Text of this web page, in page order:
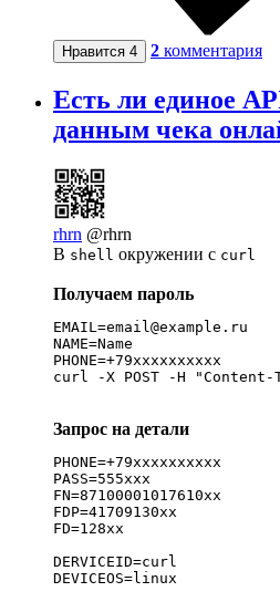
Нравится 4 2 комментария
Есть ли единое
данным чека
rhrn @rhrn
В shell окружении c curl
Получаем пароль
EMAIL=email@example.ru
NAME=Name
PHONE=+79xxxxxxxxxx
curl -X POST -H
Запрос на детали
PHONE=+79xxxxxxxxxx
PASS=555xxx
FN=87100001017610xx
FDP=41709130xx
FD=128xx
DERVICEID=curl
DEVICEOS=linux